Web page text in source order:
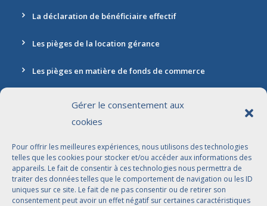
Gérer le consentement aux
cookies
Pour offrir les meilleures expériences, nous utilisons des technologies
telles que les cookies pour stocker et/ou accéder aux informations des
appareils. Le fait de consentir à ces technologies nous permettra de
traiter des données telles que le comportement de navigation ou les ID
uniques sur ce site. Le fait de ne pas consentir ou de retirer son
consentement peut avoir un effet négatif sur certaines caractéristiques
La déclaration de bénéficiaire effectif
Les pièges de la location gérance
Les pièges en matière de fonds de commerce
Adresse: 30 rue Marbeuf, 75008 Paris
01 42 56 96 96
contact@jdbavocats.com